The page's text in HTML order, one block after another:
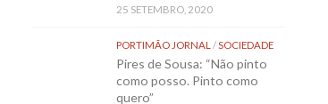
25 SETEMBRO, 2020
PORTIMÃO JORNAL /SOCIEDADE
Pires de Sousa: “Não pinto
como posso. Pinto como
quero”